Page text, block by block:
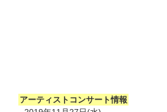
アーティストコンサート情報